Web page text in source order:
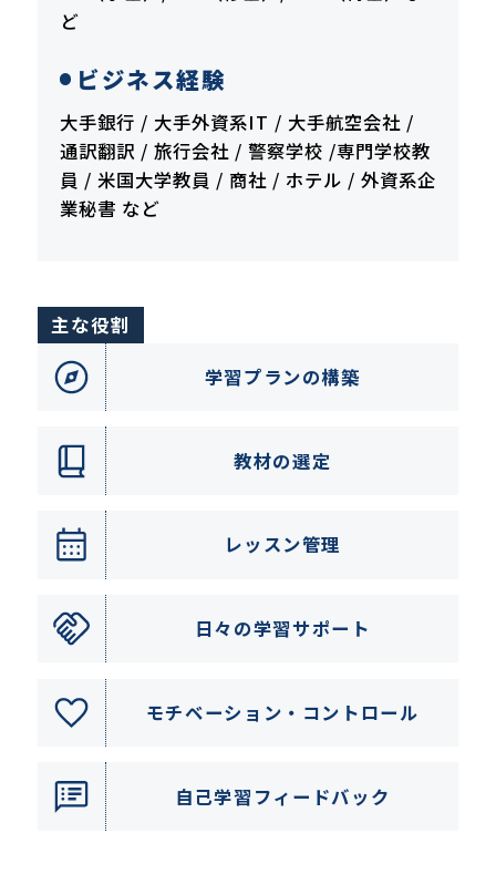
ど
ビジネス経験
大手銀行 / 大手外資系IT / 大手航空会社 /
通訳翻訳 / 旅行会社 / 警察学校 /専門学校教
員 / 米国大学教員 / 商社 / ホテル / 外資系企
業秘書 など
主な役割
学習プランの構築
教材の選定
レッスン管理
日々の学習サポート
モチベーション・ コントロール
自己学習フィードバック